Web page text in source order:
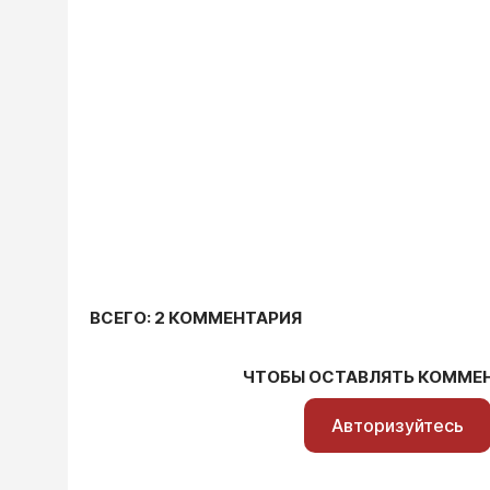
ВСЕГО: 2 КОММЕНТАРИЯ
ЧТОБЫ ОСТАВЛЯТЬ
Авторизуйтесь